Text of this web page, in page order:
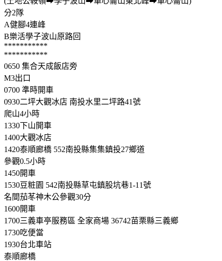
分2隊
A健腳4連峰
B樂活學子波山原路回
***********
***********
0650 集合天成飯店旁
M3出口
0700 準時開車
0930二坪大觀冰店 南投水里二坪路41號
爬山4小時
1330下山開車
1400大觀冰店
1420泰順廊橋 552南投縣集集鎮投27鄉道
參觀0.5小時
1450開車
1530豆粧園 542南投縣草屯鎮股坑巷1-11號
名間茄苳神木公參觀30分
1600開車
1700三義車亭服務區 全家商場 36742苗栗縣三義鄉
1730吃便當
1930台北車站
泰順廊橋